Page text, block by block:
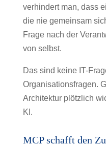
verhindert man, dass
die nie gemeinsam
Frage nach der
von selbst.
Das sind keine IT-
Organisationsfragen.
Architektur plötzlich
KI.
MCP schafft den